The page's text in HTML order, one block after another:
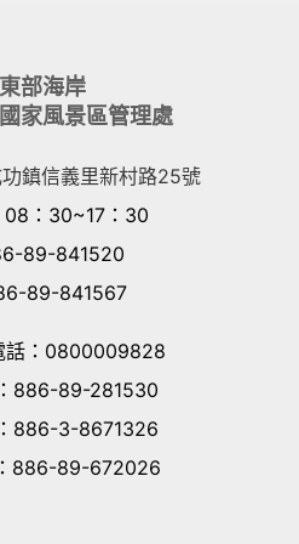
東部海岸
國家風景區管理處
鎮信義里新村路25號
08：30~17：30
89-841520
89-841567
話 ： 0800009828
： 886-89-281530
： 886-3-8671326
886-89-672026